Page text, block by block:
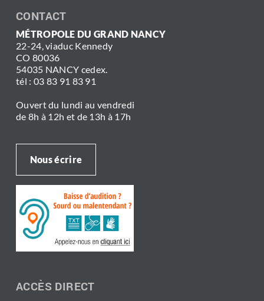
CONTACT
MÉTROPOLE DU GRAND NANCY
22-24, viaduc Kennedy
CO 80036
54035 NANCY cedex.
tél : 03 83 91 83 91
Ouvert du lundi au vendredi
de 8h à 12h et de 13h à 17h
Nous écrire
ACCÈS DIRECT